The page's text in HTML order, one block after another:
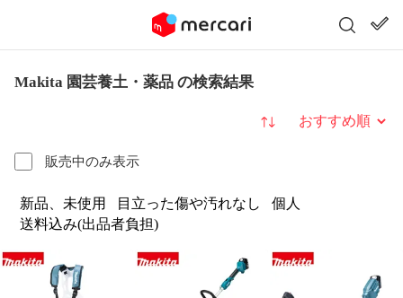
Makita 園芸養土・薬品 の検索結果
販売中のみ表示
並び替え
新品、未使用 目立った傷や汚れなし
個人
送料込み(出品者負担)